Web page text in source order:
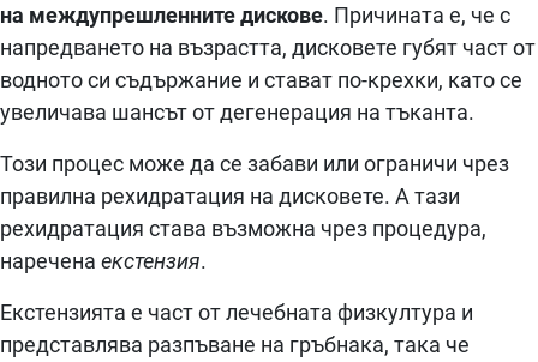
на междупрешленните дискове. Причината е, че с
напредването на възрастта, дисковете губят част от
водното си съдържание и стават по-крехки, като се
увеличава шансът от дегенерация на тъканта.
Този процес може да се забави или ограничи чрез
правилна рехидратация на дисковете. А тази
рехидратация става възможна чрез процедура,
наречена екстензия.
Екстензията е част от лечебната физкултура и
представлява разпъване на гръбнака, така че